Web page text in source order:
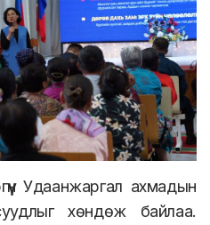
Удаанжаргал ахмадын
хөндөж байлаа.